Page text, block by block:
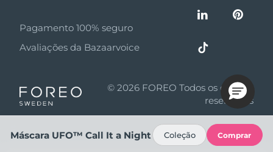
Afiliados
Notícias de afiliados
Parceiro minoritário
Pagamento 100% seguro
Avaliações da Bazaarvoice
© 2026 FOREO Todos os direitos
reservados
Máscara UFO™ Call It a Night Coleção Comprar